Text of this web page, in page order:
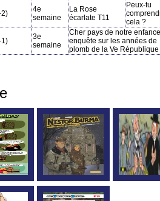
2)
4e
semaine
La Rose
écarlate T11
Peux-tu
cela ?
1)
3e
semaine
Cher pays de notre
enquête sur les années de
plomb de la Ve République